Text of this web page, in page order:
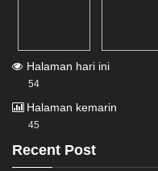
Halaman hari ini
54
Halaman kemarin
45
Recent Post